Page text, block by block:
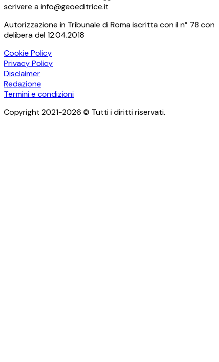
scrivere a info@geoeditrice.it
Autorizzazione in Tribunale di Roma iscritta con il n° 78 con
delibera del 12.04.2018
Cookie Policy
Privacy Policy
Disclaimer
Redazione
Termini e condizioni
Copyright 2021-2026 © Tutti i diritti riservati.